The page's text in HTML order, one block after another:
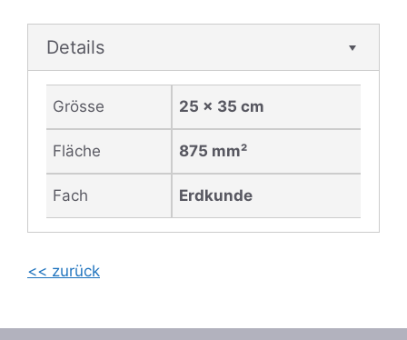
Details
Grösse 25 x 35 cm
Fläche 875 mm²
Fach Erdkunde
<< zurück